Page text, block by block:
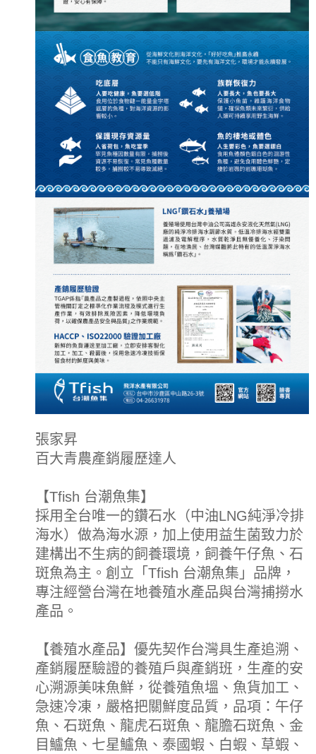
張家昇
百大青農產銷履歷達人
【Tfish 台潮魚集】
採用全台唯一的鑽石水（中油LNG純淨冷排
海水）做為海水源，加上使用益生菌致力於
建構出不生病的飼養環境，飼養午仔魚、石
斑魚為主。創立「Tfish 台潮魚集」品牌，
專注經營台灣在地養殖水產品與台灣捕撈水
產品。
【養殖水產品】優先契作台灣具生產追溯、
產銷履歷驗證的養殖戶與產銷班，生產的安
心溯源美味魚鮮，從養殖魚塭、魚貨加工、
急速冷凍，嚴格把關鮮度品質，品項：午仔
魚、石斑魚、龍虎石斑魚、龍膽石斑魚、金
目鱸魚、七星鱸魚、泰國蝦、白蝦、草蝦、